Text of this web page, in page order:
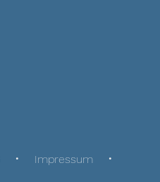
Impressum